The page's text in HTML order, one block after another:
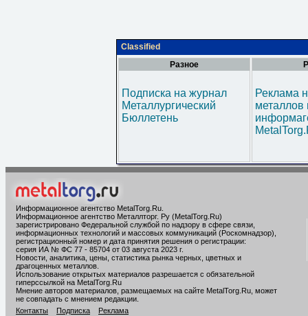
Classified
Разное
Подписка на журнал
Металлургический
Бюллетень
Реклама
металлов
Информационное агентство MetalTorg.Ru
Информационное агентство Металлторг. Ру (MetalTorg.Ru)
зарегистрировано Федеральной службой по надзору в сфере связи,
информационных технологий и массовых коммуникаций (Роскомнадзор),
регистрационный номер и дата принятия решения о регистрации:
серия ИА № ФС 77 - 85704 от 03 августа 2023 г.
Новости, аналитика, цены, статистика рынка черных, цветных и
драгоценных металлов.
Использование открытых материалов разрешается с обязательной
гиперссылкой на MetalTorg.Ru
Мнение авторов материалов, размещаемых на сайте MetalTorg.Ru, может
не совпадать с мнением редакции.
Контакты
Подписка Реклама